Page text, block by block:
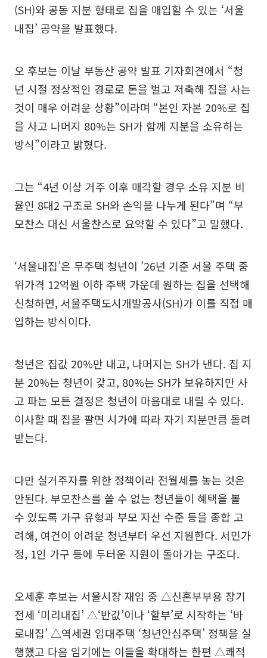
(SH)와 공동 지분 형태로 집을 매입할 수 있는 ‘서울
내집’ 공약을 발표했다.
오 후보는 이날 부동산 공약 발표 기자회견에서 “청
년 시절 정상적인 경로로 돈을 벌고 저축해 집을 사는
것이 매우 어려운 상황”이라며 “본인 자본 20%로 집
을 사고 나머지 80%는 SH가 함께 지분을 소유하는
방식”이라고 밝혔다.
그는 “4년 이상 거주 이후 매각할 경우 소유 지분 비
율인 8대2 구조로 SH와 손익을 나누게 된다”며 “부
모찬스 대신 서울찬스로 요약할 수 있다”고 말했다.
‘서울내집’은 무주택 청년이 ’26년 기준 서울 주택 중
위가격 12억원 이하 주택 가운데 원하는 집을 선택해
신청하면, 서울주택도시개발공사(SH)가 이를 직접 매
입하는 방식이다.
청년은 집값 20%만 내고, 나머지는 SH가 낸다. 집 지
분 20%는 청년이 갖고, 80%는 SH가 보유하지만 사
고 파는 모든 결정은 청년이 마음대로 내릴 수 있다.
이사할 때 집을 팔면 시가에 따라 자기 지분만큼 돌려
받는다.
다만 실거주자를 위한 정책이라 전월세를 놓는 것은
안된다. 부모찬스를 쓸 수 없는 청년들이 혜택을 볼
수 있도록 가구 유형과 부모 자산 수준 등을 종합 고
려해, 여건이 어려운 청년부터 우선 지원한다. 서민가
정, 1인 가구 등에 두터운 지원이 돌아가는 구조다.
오세훈 후보는 서울시장 재임 중 △신혼부부용 장기
전세 ‘미리내집’ △‘반값’이나 ‘할부’로 시작하는 ‘바
로내집’ △역세권 임대주택 ‘청년안심주택’ 정책을 실
행했고 다음 임기에는 이들을 확대하는 한편 △쾌적